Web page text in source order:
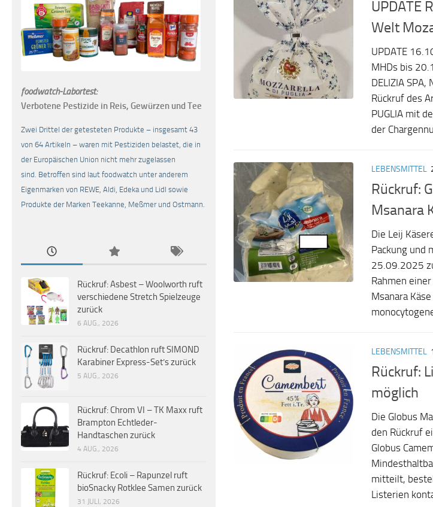
UPDATE
Welt
UPDATE
MHDs bis
DELIZIA SPA,
Rückruf des
PUGLIA mit
der
LEBENSMITTEL
Rückruf:
Msanara
Die Leij
Packung und
25.09.2025
Rahmen
Msanara
LEBENSMITTEL
Rückruf:
möglich
Die Globus
den Rückruf
Globus
mitteilt,
Listerien
foodwatch-Labortest:
Verbotene Pestizide in Reis, Gewürzen und Tee
Zwei Drittel der getesteten Produkte – insgesamt 43
von 64 Artikeln – waren mit Pestiziden belastet, die in
der Europäischen Union nicht mehr zugelassen
sind. Betroffen sind laut foodwatch unter anderem
Eigenmarken von REWE, Aldi, Edeka und Lidl sowie
Produkte der Marken Teekanne, Meßmer und Ostmann.
Rückruf: Asbest – Woolworth ruft
verschiedene Stretch Spielzeuge
zurück
6 AUG., 2026
Rückruf: Decathlon ruft SIMOND
Karabiner Express-Set’s zurück
5 AUG., 2026
Rückruf: Chrom VI – TK Maxx ruft
Brampton Echtleder-
Handtaschen zurück
4 AUG., 2026
Rückruf: Ecoli – Rapunzel ruft
bioSnacky Rotklee Samen zurück
31 JULI, 2026